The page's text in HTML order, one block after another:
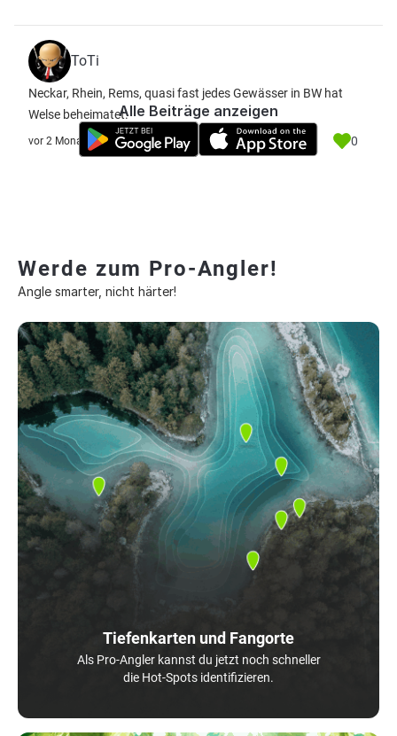
ToTi
Neckar, Rhein, Rems, quasi fast jedes Gewässer in BW hat
Welse beheimatet.
vor 2 Monate 0
Alle Beiträge anzeigen
Werde zum Pro-Angler!
Angle smarter, nicht härter!
Tiefenkarten und Fangorte
Als Pro-Angler kannst du jetzt noch schneller
die Hot-Spots identifizieren.